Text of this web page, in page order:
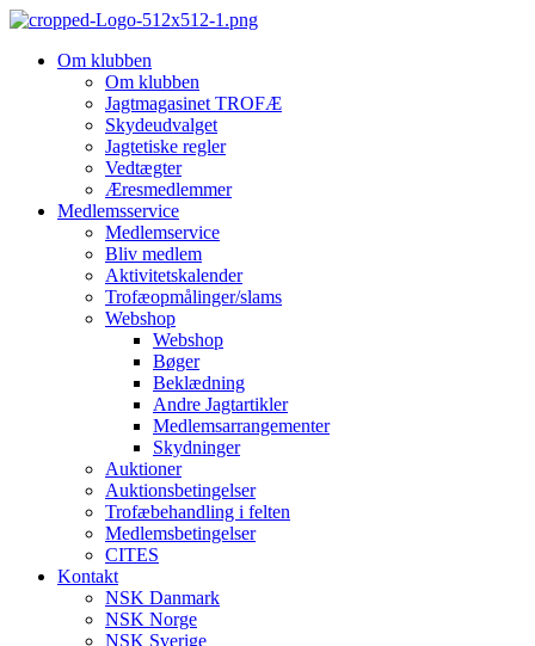
Videre
indholdOm klubben
Om klubben
Jagtmagasinet TROFÆ
Skydeudvalget
Jagtetiske regler
Vedtægter
Æresmedlemmer
Medlemsservice
Medlemservice
Bliv medlem
Aktivitetskalender
Trofæopmålinger/slams
Webshop
Webshop
Bøger
Beklædning
Andre Jagtartikler
Medlemsarrangementer
Skydninger
Auktioner
Auktionsbetingelser
Trofæbehandling i felten
Medlemsbetingelser
CITES
Kontakt
NSK Danmark
NSK Norge
NSK Sverige